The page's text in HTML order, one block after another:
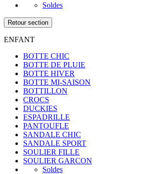
Soldes
Retour section
ENFANT
BOTTE CHIC
BOTTE DE PLUIE
BOTTE HIVER
BOTTE MI-SAISON
BOTTILLON
CROCS
DUCKIES
ESPADRILLE
PANTOUFLE
SANDALE CHIC
SANDALE SPORT
SOULIER FILLE
SOULIER GARCON
Soldes